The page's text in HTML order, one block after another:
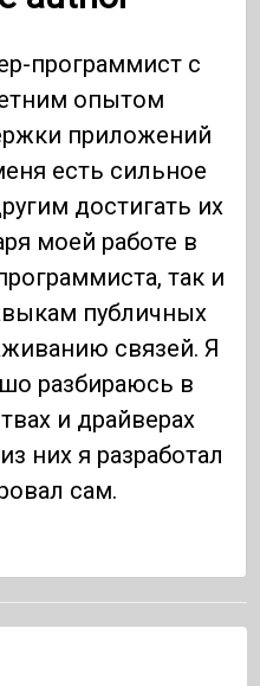
программист с
опытом
приложений
есть сильное
достигать их
моей работе в
так и
публичных
связей. Я
разбираюсь в
и драйверах
них я разработал
сам.